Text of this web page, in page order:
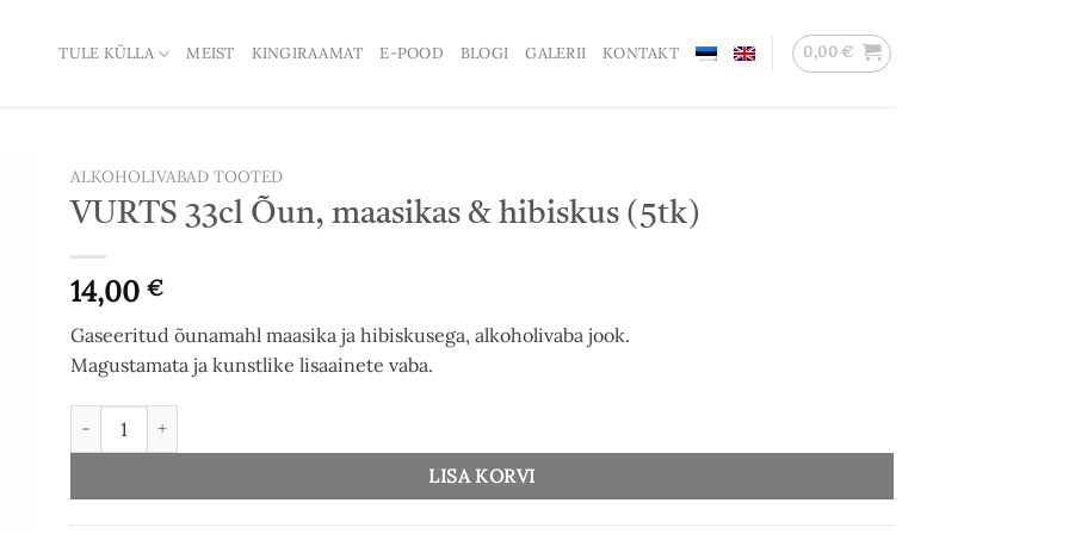
TULE KÜLLA MEIST KINGIRAAMAT E-POOD BLOGI GALERII KONTAKT 0,00€
ALKOHOLIVABAD TOOTED
VURTS 33cl Õun, maasikas & hibiskus (5tk)
14,00 €
Gaseeritud õunamahl maasika ja hibiskusega, alkoholivaba jook.
Magustamata ja kunstlike lisaainete vaba.
LISA KORVI